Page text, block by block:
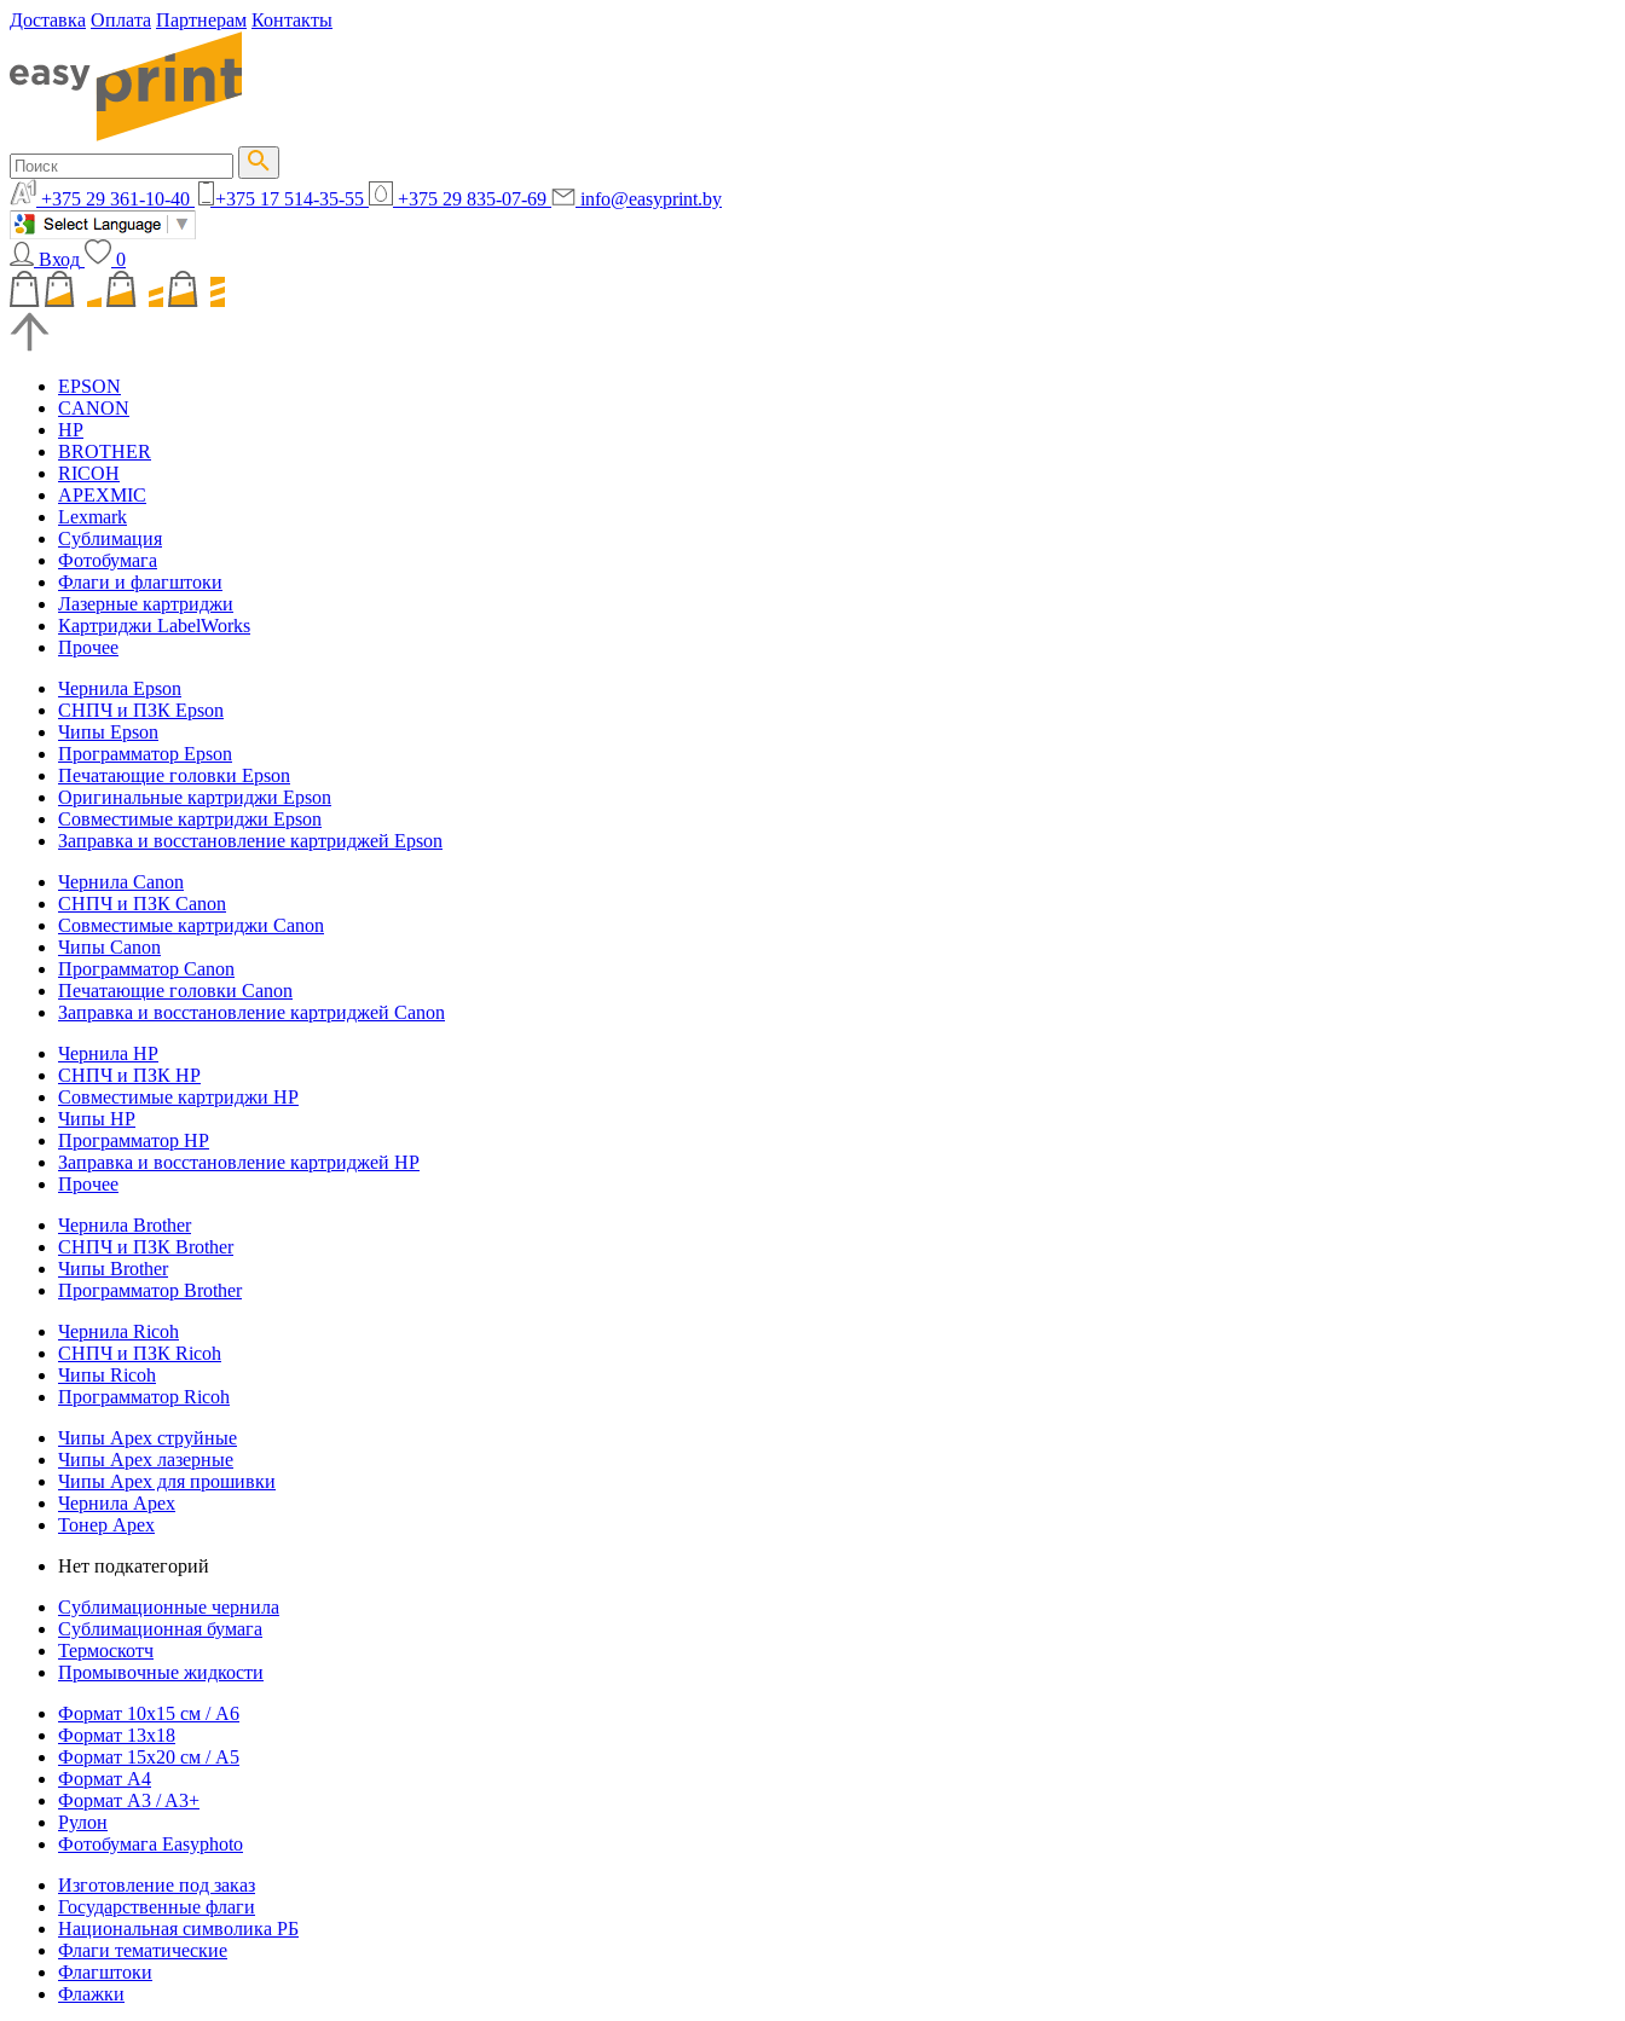
Доставка Оплата Партнерам Контакты
+375 29 361-10-40 +375 17 514-35-55 +375 29 835-07-69 info@easyprint.by
Вход 0
EPSON
CANON
HP
BROTHER
RICOH
APEXMIC
Lexmark
Сублимация
Фотобумага
Флаги и флагштоки
Лазерные картриджи
Картриджи LabelWorks
Прочее
Чернила Epson
СНПЧ и ПЗК Epson
Чипы Epson
Программатор Epson
Печатающие головки Epson
Оригинальные картриджи Epson
Совместимые картриджи Epson
Заправка и восстановление картриджей Epson
Чернила Canon
СНПЧ и ПЗК Canon
Совместимые картриджи Canon
Чипы Canon
Программатор Canon
Печатающие головки Canon
Заправка и восстановление картриджей Canon
Чернила HP
СНПЧ и ПЗК HP
Совместимые картриджи HP
Чипы HP
Программатор HP
Заправка и восстановление картриджей HP
Прочее
Чернила Brother
СНПЧ и ПЗК Brother
Чипы Brother
Программатор Brother
Чернила Ricoh
СНПЧ и ПЗК Ricoh
Чипы Ricoh
Программатор Ricoh
Чипы Apex струйные
Чипы Apex лазерные
Чипы Apex для прошивки
Чернила Apex
Тонер Apex
Нет подкатегорий
Сублимационные чернила
Сублимационная бумага
Термоскотч
Промывочные жидкости
Формат 10х15 см / A6
Формат 13х18
Формат 15х20 см / A5
Формат А4
Формат A3 / A3+
Рулон
Фотобумага Easyphoto
Изготовление под заказ
Государственные флаги
Национальная символика РБ
Флаги тематические
Флагштоки
Флажки